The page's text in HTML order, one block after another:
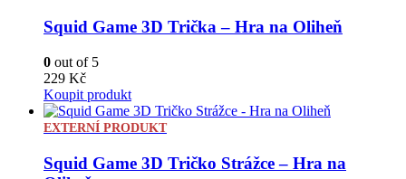
Squid Game 3D Trička – Hra na Oliheň
0 out of 5
229 Kč
Koupit produkt
EXTERNÍ PRODUKT
Squid Game 3D Tričko Strážce – Hra na